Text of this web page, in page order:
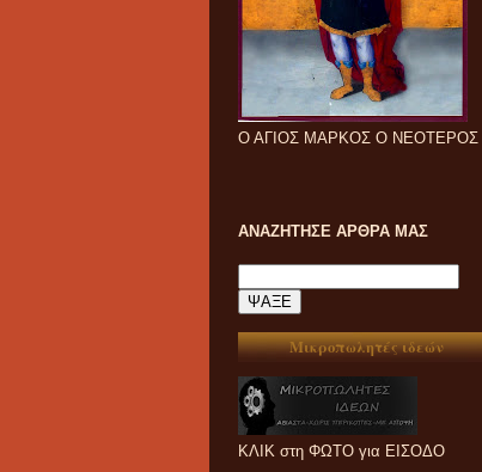
Ο ΑΓΙΟΣ ΜΑΡΚΟΣ Ο ΝΕΟΤΕΡΟΣ
ΑΝΑΖΗΤΗΣΕ ΑΡΘΡΑ ΜΑΣ
Μικροπωλητές ιδεών
ΚΛΙΚ στη ΦΩΤΟ για ΕΙΣΟΔΟ